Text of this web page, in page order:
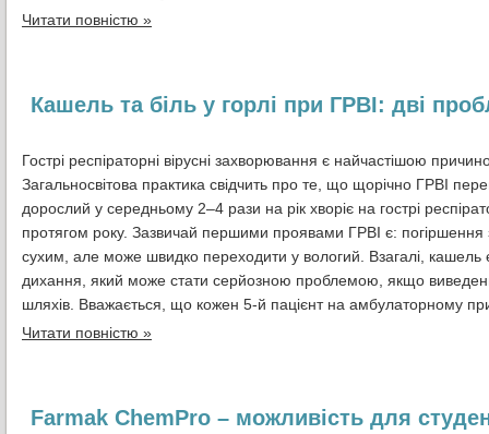
Читати повністю »
Кашель та біль у горлі при ГРВІ: дві
Гострі респіраторні вірусні захворювання є найчастішою
Загальносвітова практика свідчить про те, що щорічно ГРВІ
дорослий у середньому 2–4 рази на рік хворіє на гострі
протягом року. Зазвичай першими проявами ГРВІ є: погіршення
сухим, але може швидко переходити у вологий. Взагалі,
дихання, який може стати серйозною проблемою, якщо
шляхів. Вважається, що кожен 5-й пацієнт на амбулаторному
Читати повністю »
Farmak ChemPro – можливість для